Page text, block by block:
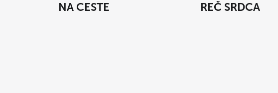
NA CESTE REČ SRDCA